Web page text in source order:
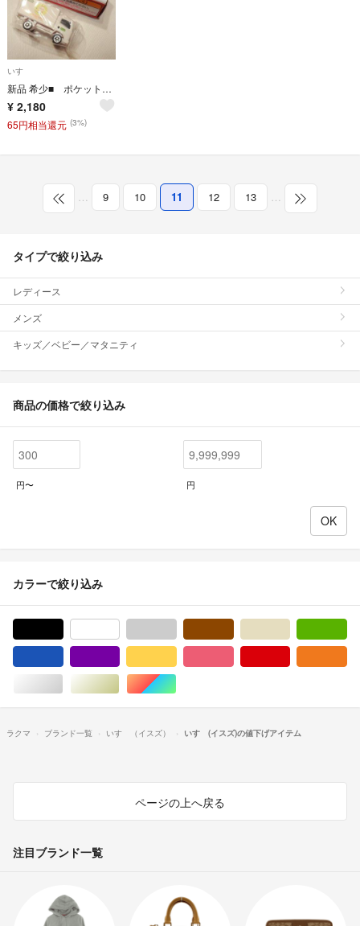
いすゞ
新品 希少■ ポケットトミカ P056■ いすゞ コープデリトラック エルフ 白
¥ 2,180
65円相当還元 (3%)
… 9 10 11 12 13 …
タイプで絞り込み
レディース
メンズ
キッズ／ベビー／マタニティ
商品の価格で絞り込み
円〜 円
カラーで絞り込み
シルバー/銀色系ゴールド/金色系マルチカラー
ラクマ ブランド一覧 いすゞ（イスズ） いすゞ(イスズ)の値下げアイテム
ページの上へ戻る
注目ブランド一覧